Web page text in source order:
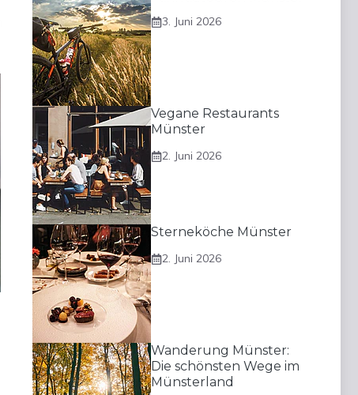
3. Juni 2026
Vegane Restaurants
Münster
2. Juni 2026
Sterneköche Münster
2. Juni 2026
Wanderung Münster:
Die schönsten Wege im
Münsterland